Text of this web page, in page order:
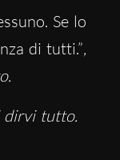
Se lo
di tutti.”,
dirvi tutto.